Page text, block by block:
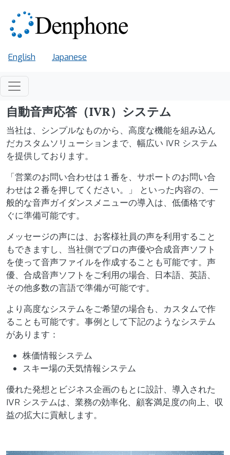
English Japanese
自動音声応答（IVR）システム
当社は、シンプルなものから、高度な機能を組み込ん
だカスタムソリューションまで、幅広い IVR システム
を提供しております。
「営業のお問い合わせは１番を、サポートのお問い合
わせは２番を押してください。」 といった内容の、一
般的な音声ガイダンスメニューの導入は、低価格です
ぐに準備可能です。
メッセージの声には、お客様社員の声を利用すること
もできますし、当社側でプロの声優や合成音声ソフト
を使って音声ファイルを作成することも可能です。声
優、合成音声ソフトをご利用の場合、日本語、英語、
その他多数の言語で準備が可能です。
より高度なシステムをご希望の場合も、カスタムで作
ることも可能です。事例として下記のようなシステム
があります：
株価情報システム
スキー場の天気情報システム
優れた発想とビジネス企画のもとに設計、導入された
IVR システムは、業務の効率化、顧客満足度の向上、収
益の拡大に貢献します。